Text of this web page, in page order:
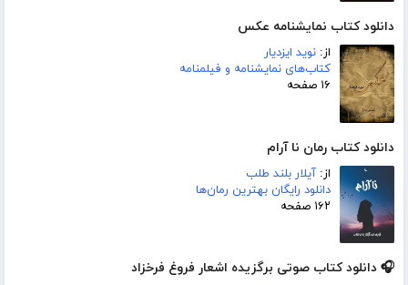
دانلود کتاب نمایشنامه عکس
از: نوید ایزدیار
کتاب‌های نمایشنامه و فیلمنامه
۱۶ صفحه
دانلود کتاب رمان نا آرام
از: آیلار بلند طلب
دانلود رایگان بهترین رمان‌ها
۱۶۲ صفحه
🎧 دانلود کتاب صوتی برگزیده اشعار فروغ فرخزاد